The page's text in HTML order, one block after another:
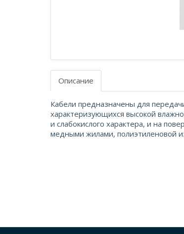
Описание
Кабели предназначены для
характеризующихся высокой
и слабокислого характера, и на
медными жилами, полиэтиленовой